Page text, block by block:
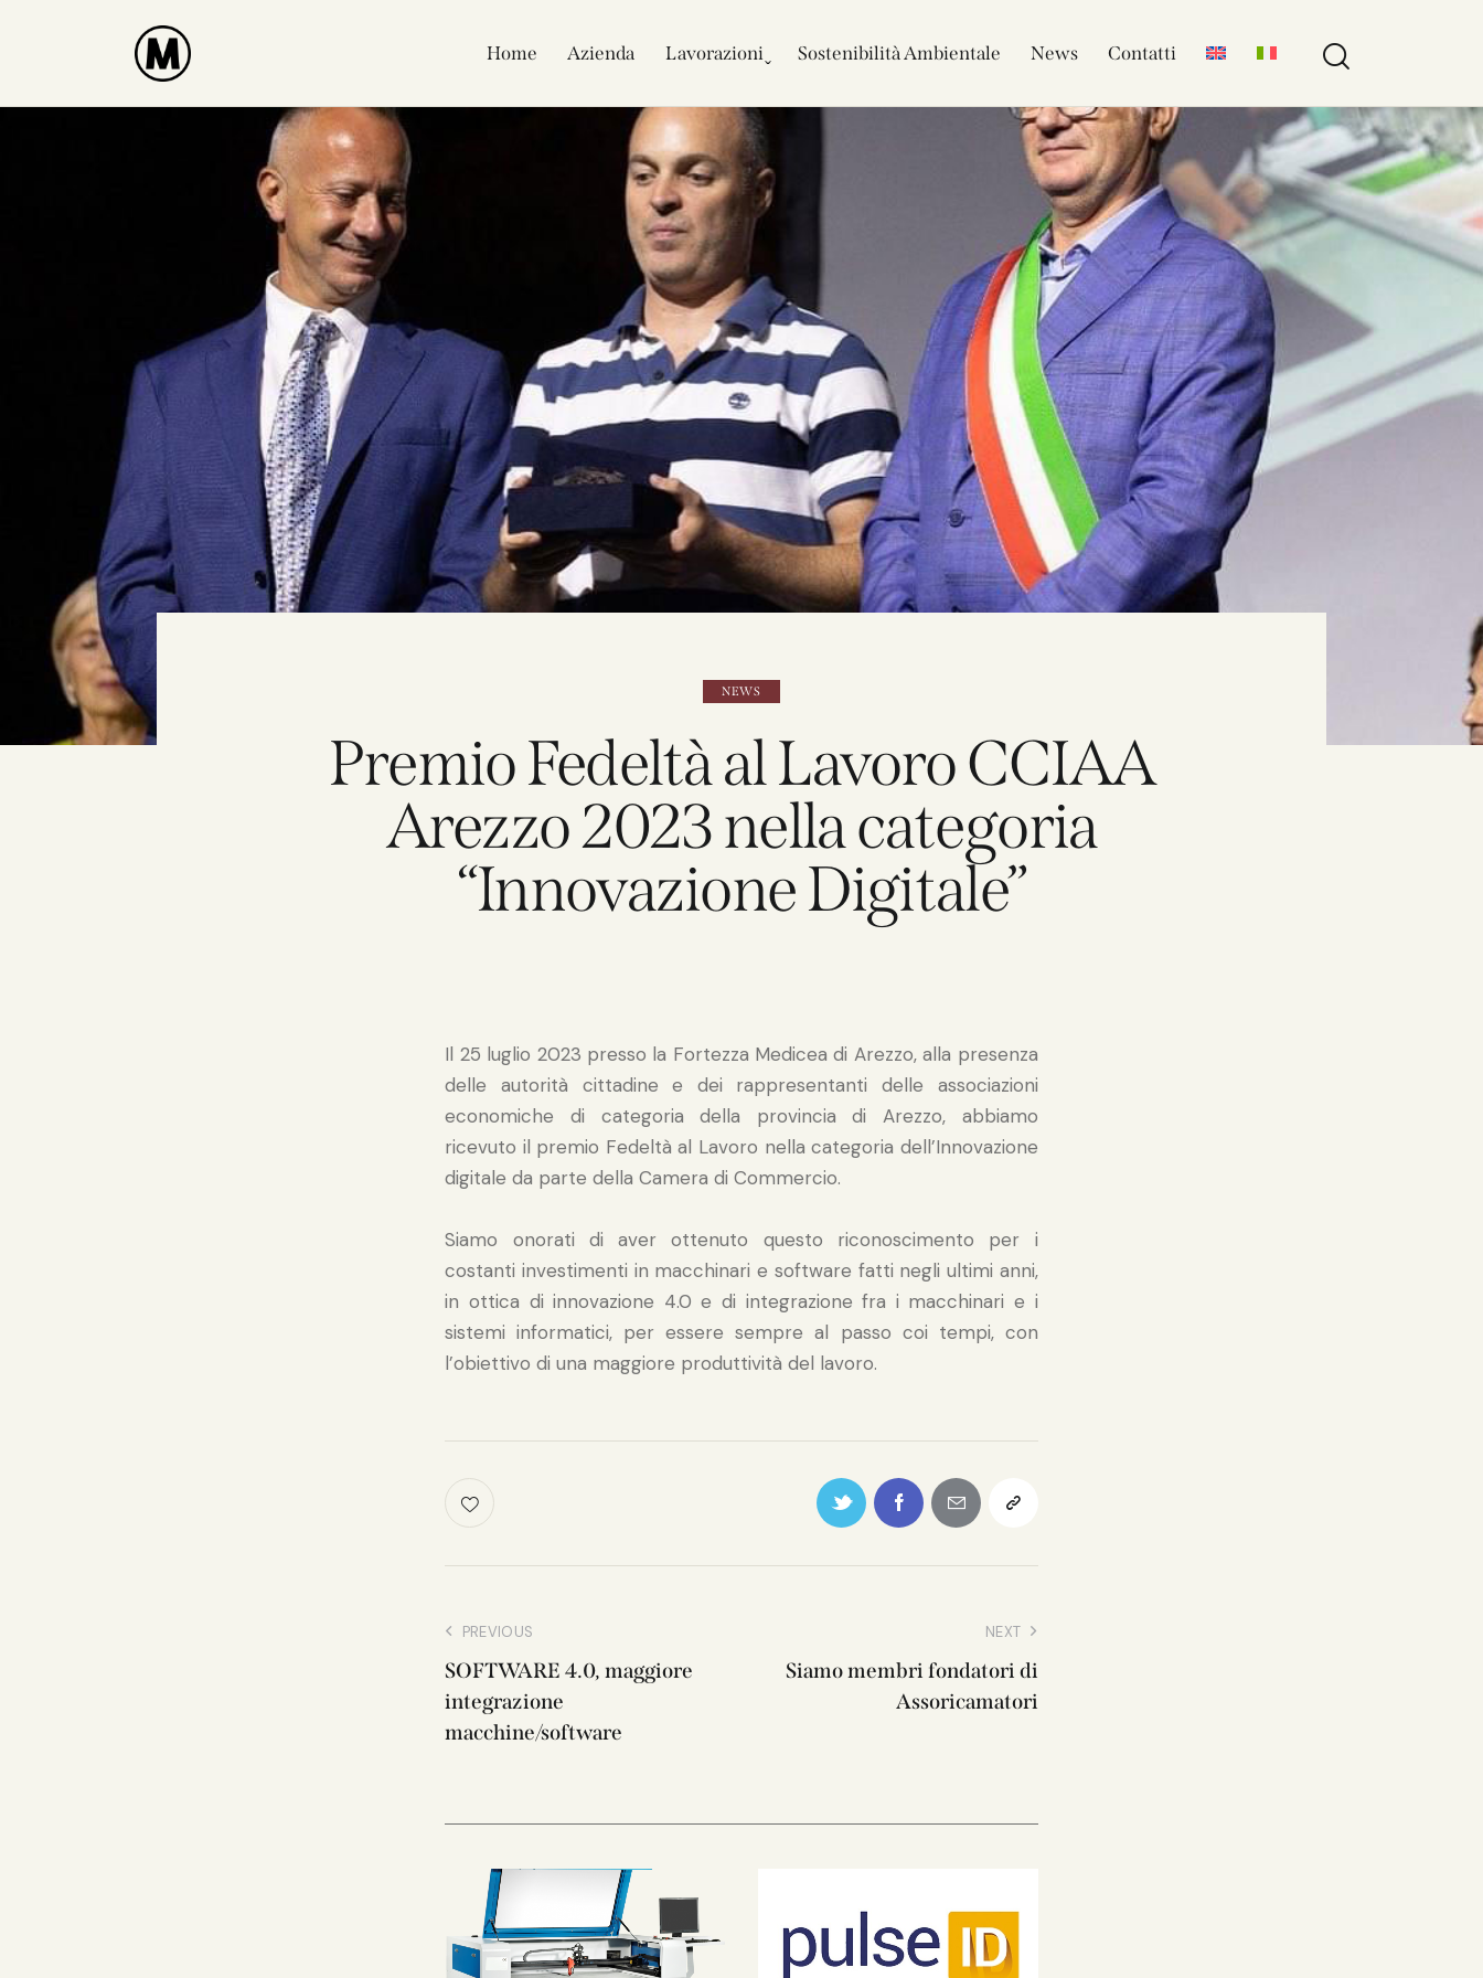
Home Azienda Lavorazioni ̬ Sostenibilità Ambientale News Contatti
NEWS
Premio Fedeltà al Lavoro CCIAA
Arezzo 2023 nella categoria
“Innovazione Digitale”
Il 25 luglio 2023 presso la Fortezza Medicea di Arezzo, alla presenza
delle autorità cittadine e dei rappresentanti delle associazioni
economiche di categoria della provincia di Arezzo, abbiamo
ricevuto il premio Fedeltà al Lavoro nella categoria dell’Innovazione
digitale da parte della Camera di Commercio.
Siamo onorati di aver ottenuto questo riconoscimento per i
costanti investimenti in macchinari e software fatti negli ultimi anni,
in ottica di innovazione 4.0 e di integrazione fra i macchinari e i
sistemi informatici, per essere sempre al passo coi tempi, con
l’obiettivo di una maggiore produttività del lavoro.
PREVIOUS
SOFTWARE 4.0, maggiore
integrazione
macchine/software
NEXT
Siamo membri fondatori di
Assoricamatori